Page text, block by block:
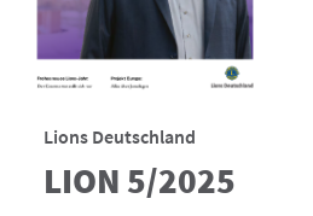
Lions Deutschland
LION 5/2025